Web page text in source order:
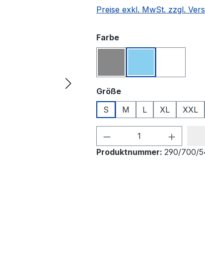
Preise exkl. MwSt. zzgl.
Farbeauswählen
Größeauswählen
S
M L XL XXL
Produkt Anzahl:
Produktnummer: 290/700/